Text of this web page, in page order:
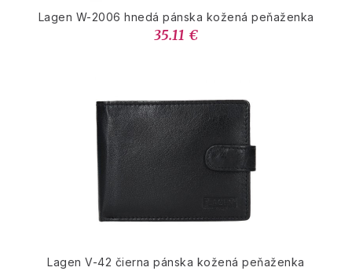
Lagen W-2006 hnedá pánska kožená peňaženka
35.11 €
Lagen V-42 čierna pánska kožená peňaženka